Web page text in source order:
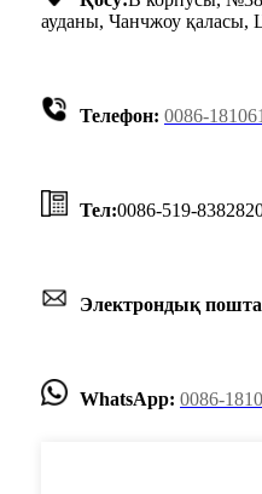
ауданы, Чанчжоу қаласы,
Телефон: 0086-
Тел:0086-519-
Электрондық
WhatsApp: 0086-